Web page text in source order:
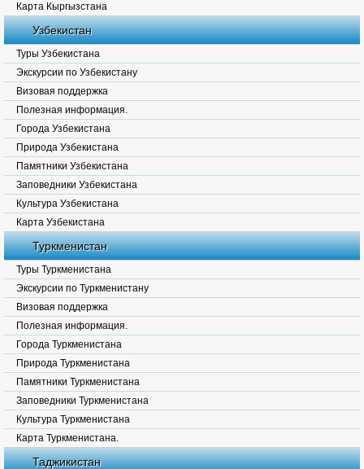
Карта Кыргызстана
Узбекистан
Туры Узбекистана
Экскурсии по Узбекистану
Визовая поддержка
Полезная информация.
Города Узбекистана
Природа Узбекистана
Памятники Узбекистана
Заповедники Узбекистана
Культура Узбекистана
Карта Узбекистана
Туркменистан
Туры Туркменистана
Экскурсии по Туркменистану
Визовая поддержка
Полезная информация.
Города Туркменистана
Природа Туркменистана
Памятники Туркменистана
Заповедники Туркменистана
Культура Туркменистана
Карта Туркменистана.
Таджикистан